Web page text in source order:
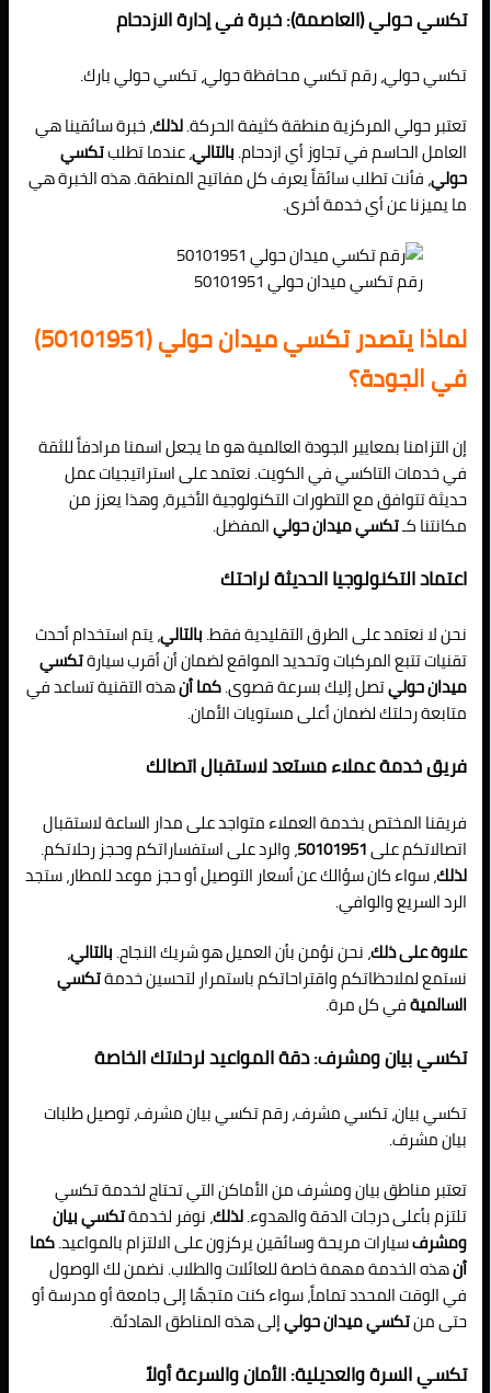
تكسي حولي (العاصمة): خبرة في إدارة الازدحام
تكسي حولي، رقم تكسي محافظة حولي، تكسي حولي بارك.
تعتبر حولي المركزية منطقة كثيفة الحركة.لذلك، خبرة سائقينا هي
العامل الحاسم في تجاوز أي ازدحام.بالتالي، عندما تطلبتكسي
حولي، فأنت تطلب سائقاً يعرف كل مفاتيح المنطقة. هذه الخبرة هي
ما يميزنا عن أي خدمة أخرى.
رقم تكسي ميدان حولي 50101951
لماذا يتصدر تكسي ميدان حولي (50101951)
في الجودة؟
إن التزامنا بمعايير الجودة العالمية هو ما يجعل اسمنا مرادفاً للثقة
في خدمات التاكسي في الكويت. نعتمد على استراتيجيات عمل
حديثة تتوافق مع التطورات التكنولوجية الأخيرة، وهذا يعزز من
مكانتنا كـتكسي ميدان حوليالمفضل.
اعتماد التكنولوجيا الحديثة لراحتك
نحن لا نعتمد على الطرق التقليدية فقط.بالتالي، يتم استخدام أحدث
تقنيات تتبع المركبات وتحديد المواقع لضمان أن أقرب سيارةتكسي
ميدان حوليتصل إليك بسرعة قصوى.كما أنهذه التقنية تساعد في
متابعة رحلتك لضمان أعلى مستويات الأمان.
فريق خدمة عملاء مستعد لاستقبال اتصالك
فريقنا المختص بخدمة العملاء متواجد على مدار الساعة لاستقبال
اتصالاتكم على50101951، والرد على استفساراتكم وحجز رحلاتكم.
لذلك، سواء كان سؤالك عن أسعار التوصيل أو حجز موعد للمطار، ستجد
الرد السريع والوافي.
علاوة على ذلك، نحن نؤمن بأن العميل هو شريك النجاح.بالتالي،
نستمع لملاحظاتكم واقتراحاتكم باستمرار لتحسين خدمةتكسي
السالميةفي كل مرة.
تكسي بيان ومشرف: دقة المواعيد لرحلاتك الخاصة
تكسي بيان، تكسي مشرف، رقم تكسي بيان مشرف، توصيل طلبات
بيان مشرف.
تعتبر مناطق بيان ومشرف من الأماكن التي تحتاج لخدمة تكسي
تلتزم بأعلى درجات الدقة والهدوء.لذلك، نوفر لخدمةتكسي بيان
ومشرفسيارات مريحة وسائقين يركزون على الالتزام بالمواعيد.كما
أنهذه الخدمة مهمة خاصة للعائلات والطلاب. نضمن لك الوصول
في الوقت المحدد تماماً، سواء كنت متجهًا إلى جامعة أو مدرسة أو
حتى منتكسي ميدان حوليإلى هذه المناطق الهادئة.
تكسي السرة والعديلية: الأمان والسرعة أولاً